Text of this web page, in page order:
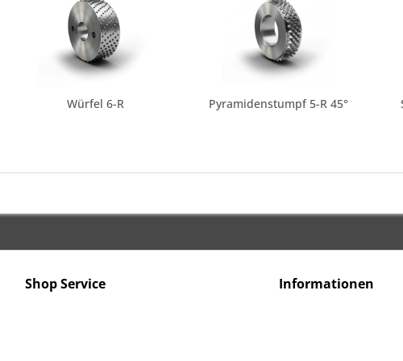
Würfel 6-R Pyramidenstumpf 5-R 45°
Shop Service Informationen